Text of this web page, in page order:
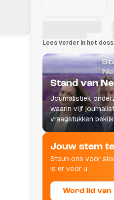
Lees verder in het
Stand van
Journalistiek
waarin vijf
vraagstukken
leven raken.
Jouw stem
Steun ons voor
is er voor u.
Word lid van